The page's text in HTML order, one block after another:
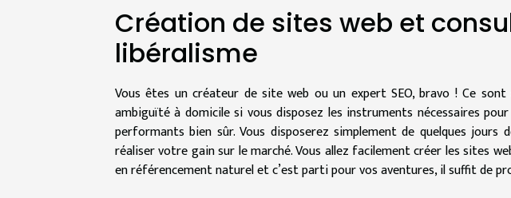
Création de sites web et
libéralisme
Vous êtes un créateur de site web ou un expert SEO, bravo ! Ce sont
ambiguïté à domicile si vous disposez les instruments nécessaires
performants bien sûr. Vous disposerez simplement de quelques
réaliser votre gain sur le marché. Vous allez facilement créer les sites
en référencement naturel et c’est parti pour vos aventures, il suffit de